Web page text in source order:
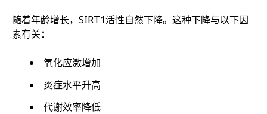
随着年龄增长，SIRT1活性自然下降。这种下降与以下因
素有关：
氧化应激增加
炎症水平升高
代谢效率降低